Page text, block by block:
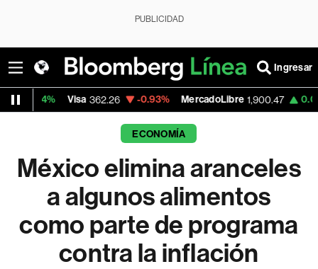
PUBLICIDAD
Ingresar
362.26 -0.93% MercadoLibre 1,900.47 0.00% Banco
ECONOMÍA
México elimina aranceles
a algunos alimentos
como parte de programa
contra la inflación